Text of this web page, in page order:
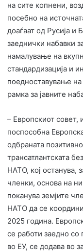
на сите копнени,
посебно на
доаѓаат од Русија и
заеднички набавки
намалување на
стандардизација и
поедноставување
рамка за јавните
– Европскиот совет,
поспособна
одбраната
трансатлантската
НАТО, кој останува,
членки, основа на
поканува земјите
НАТО да се
2025 година.
се работи заедно
во ЕУ, се додава во